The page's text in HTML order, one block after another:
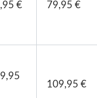
€ 79,95 €
109,95 €